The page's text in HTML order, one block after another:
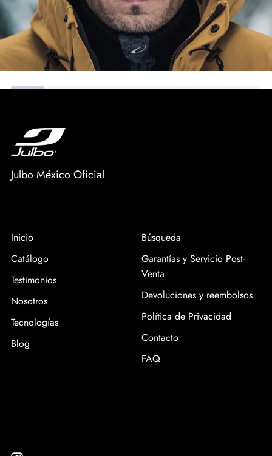
Julbo México Oficial
Inicio
Catálogo
Testimonios
Nosotros
Tecnologías
Blog
Búsqueda
Garantías y Servicio Post-
Venta
Devoluciones y reembolsos
Política de Privacidad
Contacto
FAQ